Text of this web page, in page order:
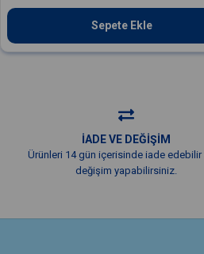
Sepete Ekle
İADE VE DEĞİŞİM
Ürünleri 14 gün içerisinde iade edebilir
değişim yapabilirsiniz.